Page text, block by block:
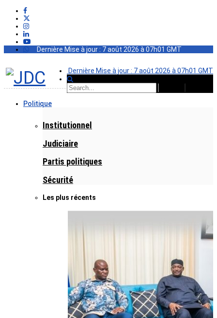
Dernière Mise à jour : 7 août 2026 à 07h01 GMT
Dernière Mise à jour : 7 août 2026 à 07h01 GMT
Politique
Institutionnel
Judiciaire
Partis politiques
Sécurité
Les plus récents